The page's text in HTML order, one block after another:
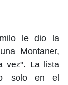
le dio la
Montaner,
vez". La lista
solo en el